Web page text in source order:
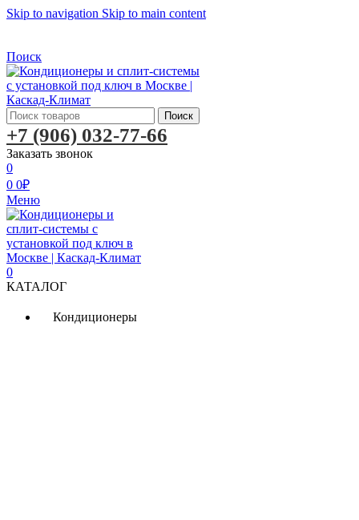
Skip to navigation Skip to main content
Поиск
Поиск
+7 (906) 032-77-66
Заказать звонок
0
0 0₽
Меню
0
КАТАЛОГ
Кондиционеры